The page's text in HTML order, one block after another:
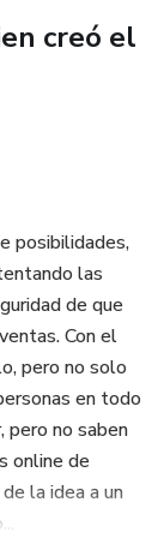
creó el
posibilidades,
las
de que
Con el
pero no solo
en todo
pero no saben
online de
la idea a un